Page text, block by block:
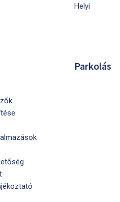
Helyi
Parkolás